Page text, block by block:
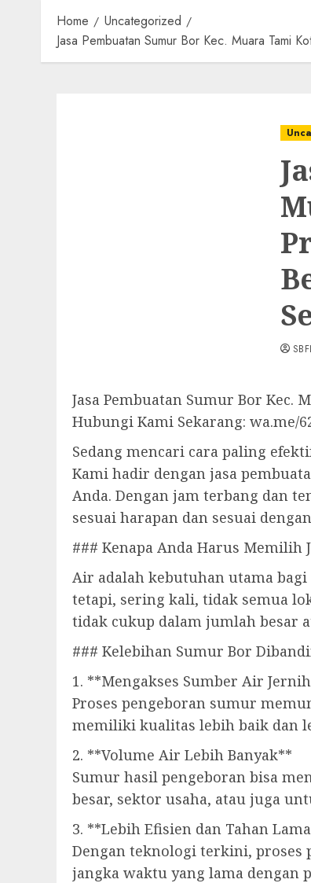
Home
Uncategorized
Jasa Pembuatan Sumur Bor Kec. Muara Tami
Jasa Pembuatan Sumur Bor Kec.
Hubungi Kami Sekarang: wa.me/
Sedang mencari cara paling
Kami hadir dengan jasa
Anda. Dengan jam terbang dan
sesuai harapan dan sesuai
### Kenapa Anda Harus Memilih
Air adalah kebutuhan utama
tetapi, sering kali, tidak semua
tidak cukup dalam jumlah besar
### Kelebihan Sumur Bor
1. **Mengakses Sumber Air
Proses pengeboran sumur
memiliki kualitas lebih baik dan
2. **Volume Air Lebih Banyak**
Sumur hasil pengeboran bisa
besar, sektor usaha, atau juga
3. **Lebih Efisien dan Tahan
Dengan teknologi terkini, proses
jangka waktu yang lama dengan